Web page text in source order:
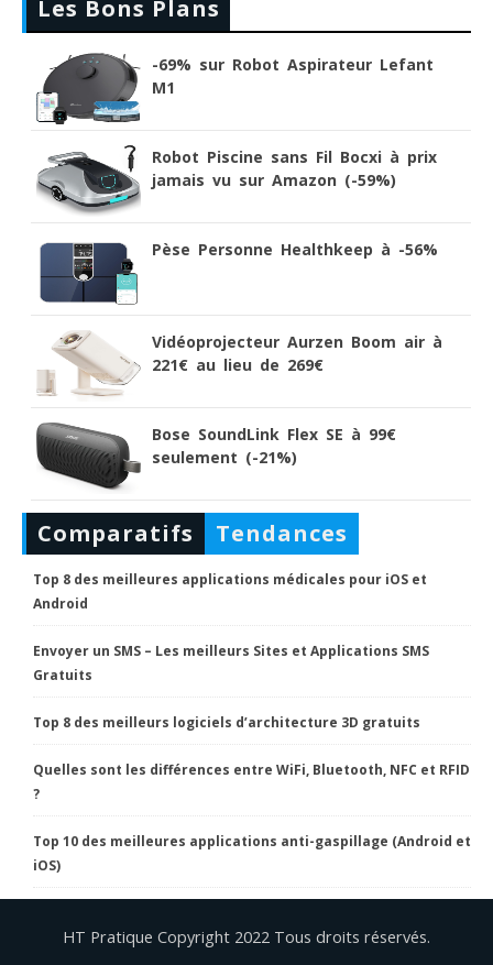
Les Bons Plans
-69% sur Robot Aspirateur Lefant
M1
Robot Piscine sans Fil Bocxi à prix
jamais vu sur Amazon (-59%)
Pèse Personne Healthkeep à -56%
Vidéoprojecteur Aurzen Boom air à
221€ au lieu de 269€
Bose SoundLink Flex SE à 99€
seulement (-21%)
Comparatifs Tendances
Top 8 des meilleures applications médicales pour iOS et
Android
Envoyer un SMS – Les meilleurs Sites et Applications SMS
Gratuits
Top 8 des meilleurs logiciels d’architecture 3D gratuits
Quelles sont les différences entre WiFi, Bluetooth, NFC et RFID
?
Top 10 des meilleures applications anti-gaspillage (Android et
iOS)
HT Pratique Copyright 2022 Tous droits réservés.